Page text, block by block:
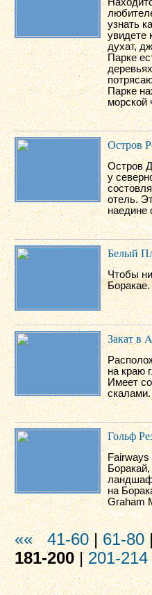
узнать
увидете
духат,
Парке
Парке
морской
Остров
Остров
у
отель.
наедине
Белый
Чтобы
Боракае.
Закат в
на краю
Имеет
скалами.
Гольф
Fairways
на
Graham
«« 41-60|61-80
181-200|201-214